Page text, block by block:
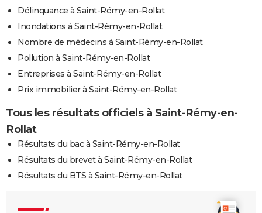
Délinquance à Saint-Rémy-en-Rollat
Inondations à Saint-Rémy-en-Rollat
Nombre de médecins à Saint-Rémy-en-Rollat
Pollution à Saint-Rémy-en-Rollat
Entreprises à Saint-Rémy-en-Rollat
Prix immobilier à Saint-Rémy-en-Rollat
Tous les résultats officiels à Saint-Rémy-en-
Rollat
Résultats du bac à Saint-Rémy-en-Rollat
Résultats du brevet à Saint-Rémy-en-Rollat
Résultats du BTS à Saint-Rémy-en-Rollat